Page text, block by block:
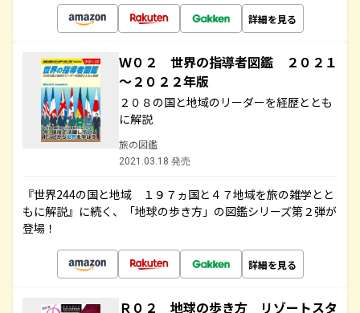
詳細を見る
Ｗ０２ 世界の指導者図鑑 ２０２１
～２０２２年版
２０８の国と地域のリーダーを経歴ととも
に解説
旅の図鑑
2021.03.18 発売
『世界244の国と地域 １９７ヵ国と４７地域を旅の雑学とと
もに解説』に続く、「地球の歩き方」の図鑑シリーズ第２弾が
登場！
詳細を見る
Ｒ０２ 地球の歩き方 リゾートスタ